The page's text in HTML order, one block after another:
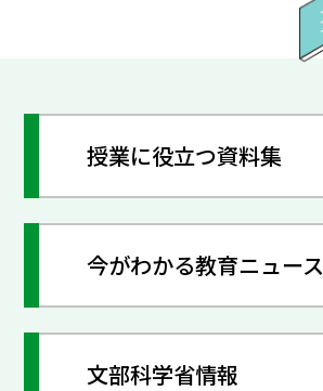
授業に役立つ資料集
今がわかる教育ニュース
文部科学省情報